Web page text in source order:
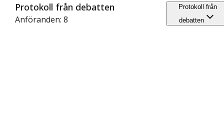
Protokoll från debatten
Anföranden: 8
Protokoll från
debatten